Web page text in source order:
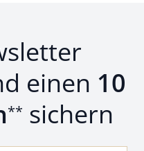
einen 10
** sichern